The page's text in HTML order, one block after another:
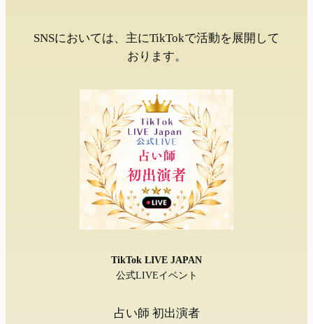
SNSにおいては、主にTikTokで活動を展開して
おります。
TikTok LIVE JAPAN
公式LIVEイベント
占い師 初出演者